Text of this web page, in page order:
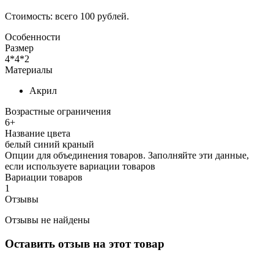
Стоимость: всего 100 рублей.
Особенности
Размер
4*4*2
Материалы
Акрил
Возрастные ограничения
6+
Название цвета
белый синий краный
Опции для объединения товаров. Заполняйте эти данные,
если используете вариации товаров
Вариации товаров
1
Отзывы
Отзывы не найдены
Оставить отзыв на этот товар